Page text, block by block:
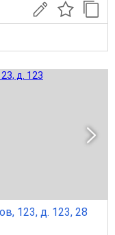
123, д. 123, 28